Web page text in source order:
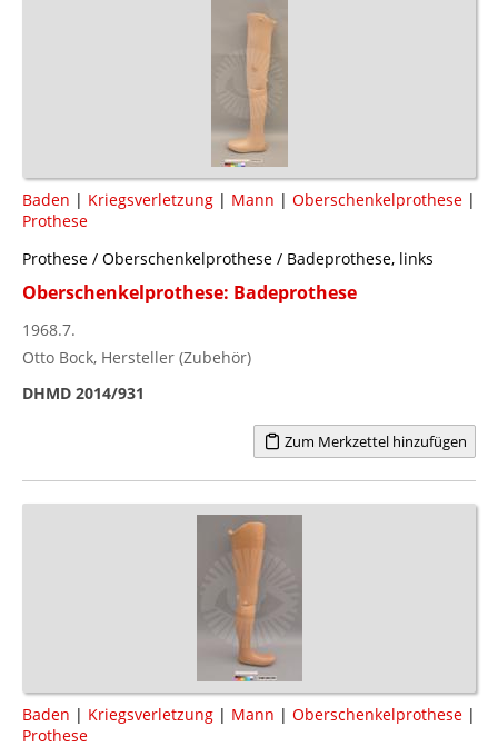
Baden | Kriegsverletzung | Mann | Oberschenkelprothese |
Prothese
Prothese / Oberschenkelprothese / Badeprothese, links
Oberschenkelprothese: Badeprothese
1968.7.
Otto Bock, Hersteller (Zubehör)
DHMD 2014/931
Zum Merkzettel hinzufügen
Baden | Kriegsverletzung | Mann | Oberschenkelprothese |
Prothese